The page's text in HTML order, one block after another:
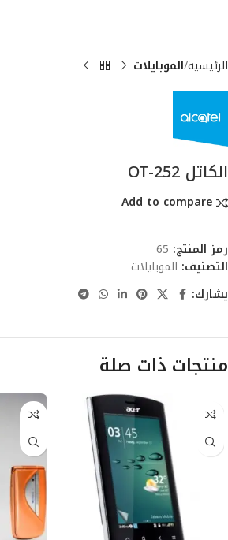
الرئيسية الموبايلات
الكاتل OT-252
Add to compare
رمز المنتج: 65
التصنيف: الموبايلات
يشارك:
منتجات ذات صلة